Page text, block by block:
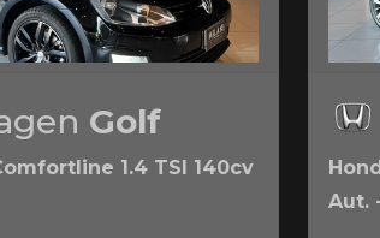
Golf
1.4 TSI 140cv
Aut.